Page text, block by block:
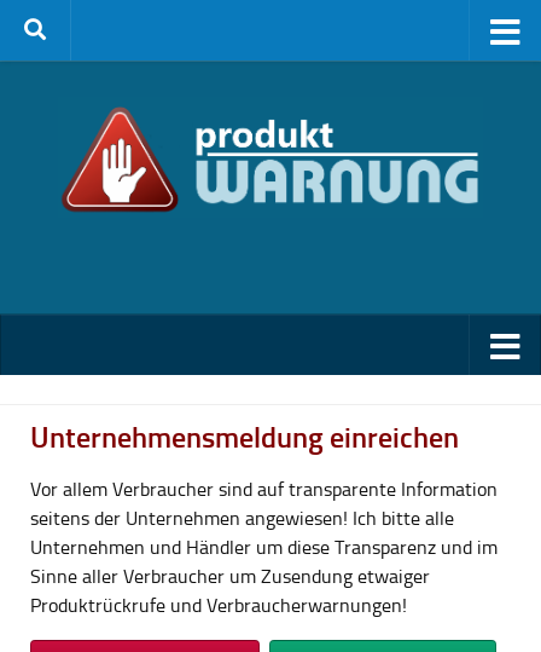
Zum Inhalt springen
Unternehmensmeldung einreichen
Vor allem Verbraucher sind auf transparente Information
seitens der Unternehmen angewiesen! Ich bitte alle
Unternehmen und Händler um diese Transparenz und im
Sinne aller Verbraucher um Zusendung etwaiger
Produktrückrufe und Verbraucherwarnungen!